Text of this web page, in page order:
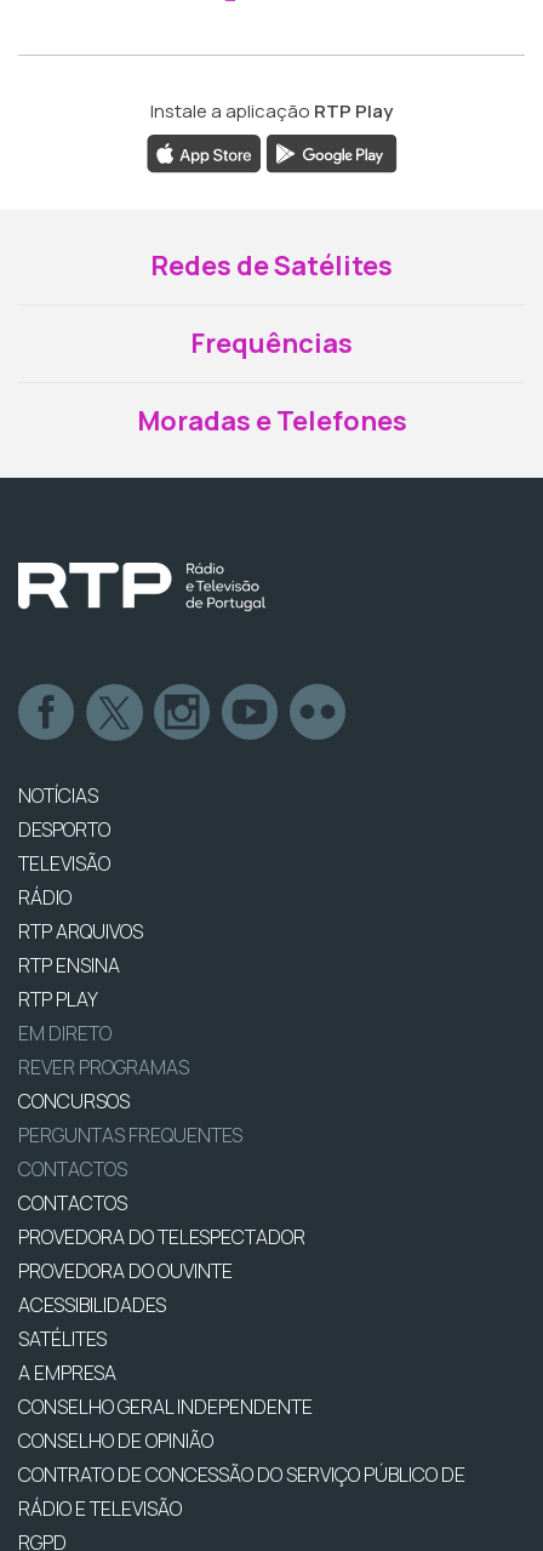
Instale a aplicação RTP Play
Redes de Satélites
Frequências
Moradas e Telefones
NOTÍCIAS
DESPORTO
TELEVISÃO
RÁDIO
RTP ARQUIVOS
RTP ENSINA
RTP PLAY
EM DIRETO
REVER PROGRAMAS
CONCURSOS
PERGUNTAS FREQUENTES
CONTACTOS
CONTACTOS
PROVEDORA DO TELESPECTADOR
PROVEDORA DO OUVINTE
ACESSIBILIDADES
SATÉLITES
A EMPRESA
CONSELHO GERAL INDEPENDENTE
CONSELHO DE OPINIÃO
CONTRATO DE CONCESSÃO DO SERVIÇO PÚBLICO DE
RÁDIO E TELEVISÃO
RGPD